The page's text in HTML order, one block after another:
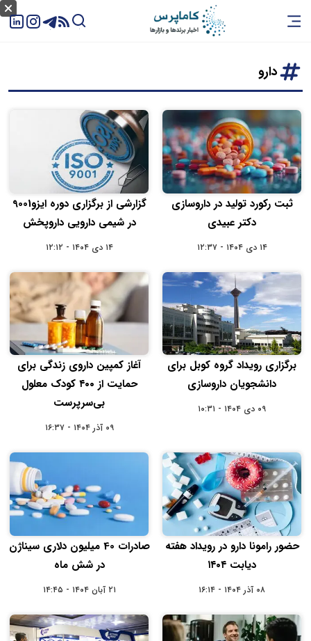
دارو
ثبت رکورد تولید در داروسازی
دکتر عبیدی
۱۴ دی ۱۴۰۴ - ۱۲:۳۷
گزارشی از برگزاری دوره ایزو9001
در شیمی‌ دارویی داروپخش
۱۴ دی ۱۴۰۴ - ۱۲:۱۲
برگزاری رویداد گروه کوبل برای
دانشجویان داروسازی
۰۹ دی ۱۴۰۴ - ۱۰:۳۱
آغاز کمپین داروی زندگی برای
حمایت از ۴۰۰ کودک معلول
بی‌سرپرست
۰۹ آذر ۱۴۰۴ - ۱۶:۳۷
حضور رامونا دارو در رویداد هفته
دیابت ۱۴۰۴
۰۸ آذر ۱۴۰۴ - ۱۶:۱۴
صادرات 40 میلیون دلاری سیناژن
در شش ماه
۲۱ آبان ۱۴۰۴ - ۱۴:۴۵